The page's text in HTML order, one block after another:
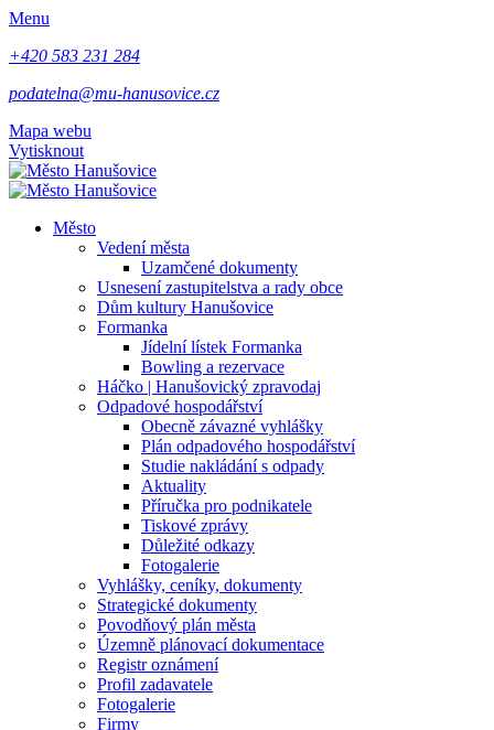
Menu
+420 583 231 284
podatelna@mu-hanusovice.cz
Mapa webu
Vytisknout
Město
Vedení města
Uzamčené dokumenty
Usnesení zastupitelstva a rady obce
Dům kultury Hanušovice
Formanka
Jídelní lístek Formanka
Bowling a rezervace
Háčko | Hanušovický zpravodaj
Odpadové hospodářství
Obecně závazné vyhlášky
Plán odpadového hospodářství
Studie nakládání s odpady
Aktuality
Příručka pro podnikatele
Tiskové zprávy
Důležité odkazy
Fotogalerie
Vyhlášky, ceníky, dokumenty
Strategické dokumenty
Povodňový plán města
Územně plánovací dokumentace
Registr oznámení
Profil zadavatele
Fotogalerie
Firmy